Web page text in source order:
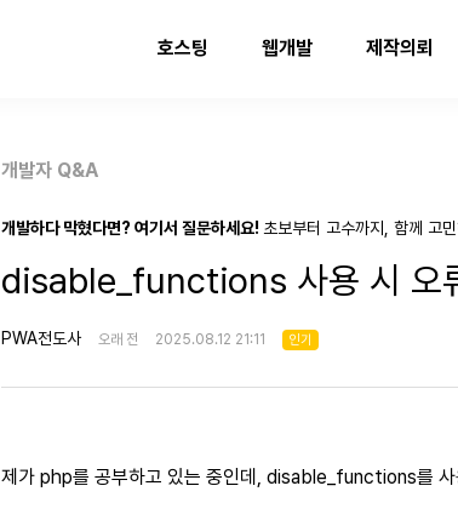
호스팅 웹개발 제작의뢰
개발자 Q&A
개발하다 막혔다면? 여기서 질문하세요! 초보부터 고수까지, 함께 고
disable_functions 사용 시 오
PWA전도사 오래 전 2025.08.12 21:11 인기
제가 php를 공부하고 있는 중인데, disable_functions를 사